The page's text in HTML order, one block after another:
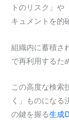
トのリスク」や
キュメントを的
組織内に蓄積さ
で再利用するた
この高度な検索
く」ものになる
の鍵を握る生成